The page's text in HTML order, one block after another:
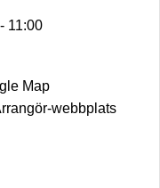
11:00
Map
webbplats